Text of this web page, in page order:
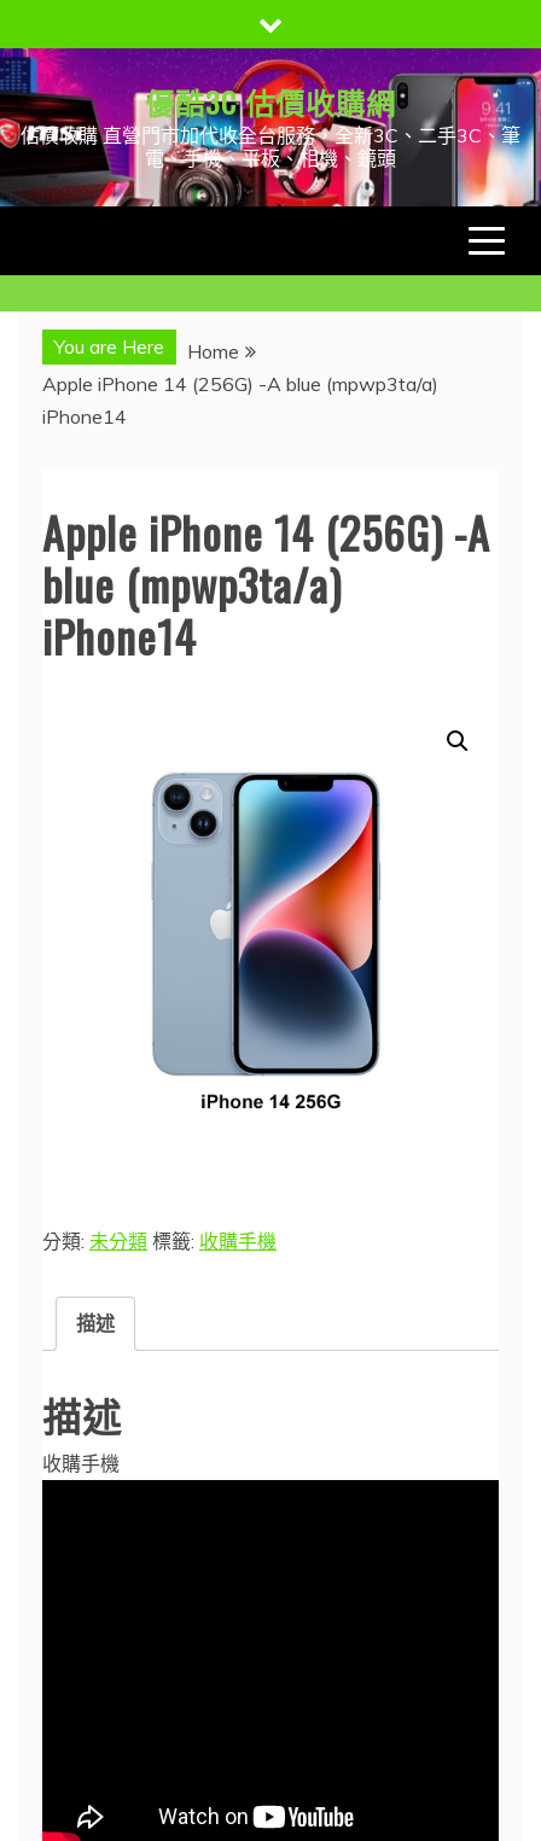
to
content
優酷3C 估價收購網
估價收購 直營門市加代收全台服務，全新3C、二手3C、筆
電、手機、平板、相機、鏡頭
You are Here
Home
Apple iPhone 14 (256G) -A blue (mpwp3ta/a)
iPhone14
Apple iPhone 14 (256G) -A
blue (mpwp3ta/a)
iPhone14
分類: 未分類 標籤: 收購手機
描述
描述
收購手機